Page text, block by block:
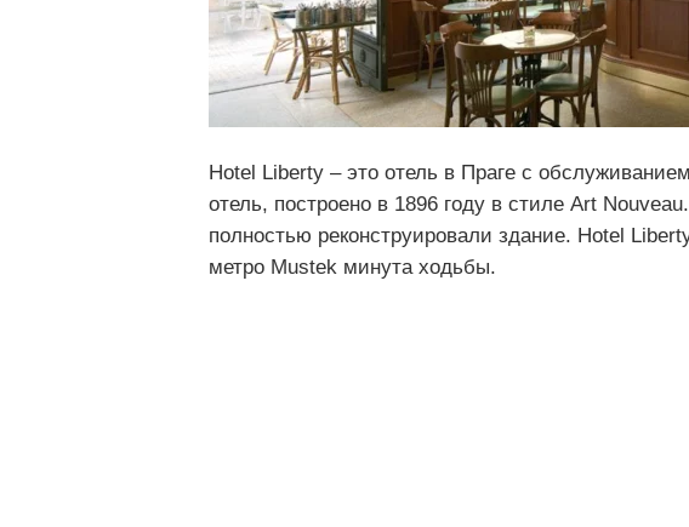
Hotel Liberty – это отель в Праге с
отель, построено в 1896 году в стиле Art
полностью реконструировали здание. Hotel
метро Mustek минута ходьбы.